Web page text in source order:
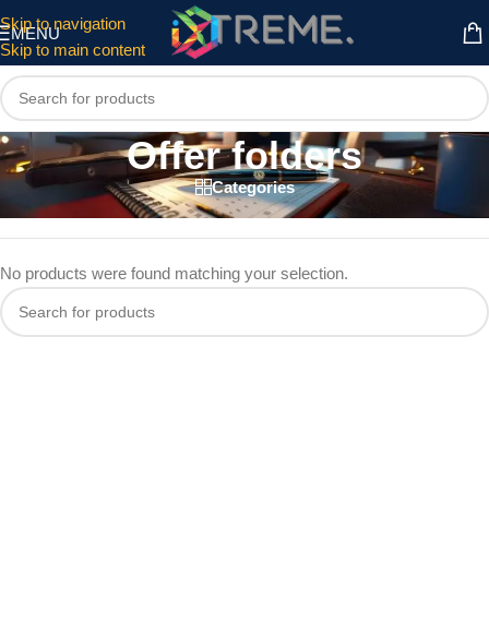
Skip to navigation
Skip to main content
MENU
Offer folders
Categories
Home/Office supplies/Offer folders
No products were found matching your selection.